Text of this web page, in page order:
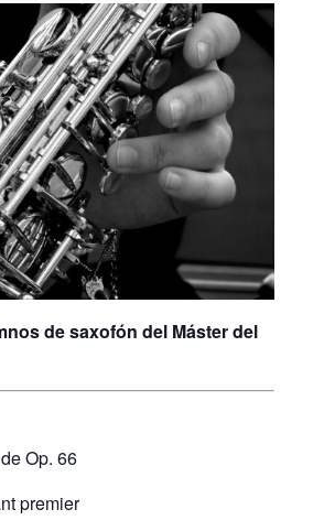
de saxofón del Máster del
Op. 66
premier